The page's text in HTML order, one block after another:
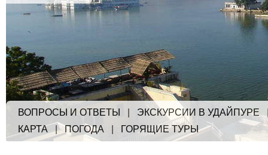
ВОПРОСЫ И ОТВЕТЫ ЭКСКУРСИИ В УДАЙПУРЕ
КАРТА | ПОГОДА ГОРЯЩИЕ ТУРЫ